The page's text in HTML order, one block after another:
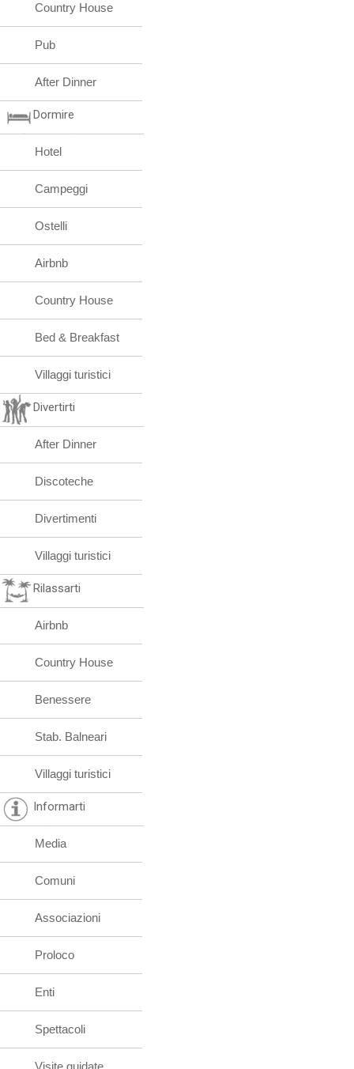
Country House
Pub
After Dinner
Dormire
Hotel
Campeggi
Ostelli
Airbnb
Country House
Bed & Breakfast
Villaggi turistici
Divertirti
After Dinner
Discoteche
Divertimenti
Villaggi turistici
Rilassarti
Airbnb
Country House
Benessere
Stab. Balneari
Villaggi turistici
Informarti
Media
Comuni
Associazioni
Proloco
Enti
Spettacoli
Visite guidate